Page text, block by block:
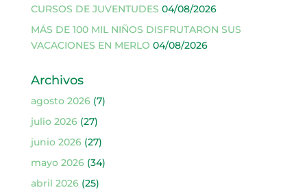
CURSOS DE JUVENTUDES 04/08/2026
MÁS DE 100 MIL NIÑOS DISFRUTARON SUS
VACACIONES EN MERLO 04/08/2026
Archivos
agosto 2026(7)
julio 2026(27)
junio 2026(27)
mayo 2026(34)
abril 2026(25)